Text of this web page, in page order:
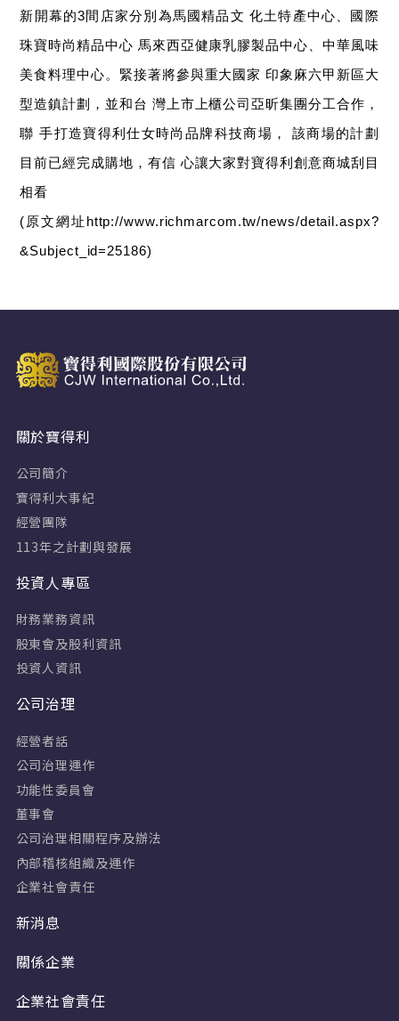
新開幕的3間店家分別為馬國精品文 化土特產中心、國際
珠寶時尚精品中心 馬來西亞健康乳膠製品中心、中華風味
美食料理中心。緊接著將參與重大國家 印象麻六甲新區大
型造鎮計劃，並和台 灣上市上櫃公司亞昕集團分工合作，
聯 手打造寶得利仕女時尚品牌科技商場，
該商場的計劃
目前已經完成購地，有信 心讓大家對寶得利創意商城刮目
相看
( 原文網址 http://www.richmarcom.tw/news/detail.aspx?
&Subject_id=25186)
關於寶得利
公司簡介
寶得利大事紀
經營團隊
113年之計劃與發展
投資人專區
財務業務資訊
股東會及股利資訊
投資人資訊
公司治理
經營者話
公司治理運作
功能性委員會
董事會
公司治理相關程序及辦法
內部稽核組織及運作
企業社會責任
新消息
關係企業
企業社會責任